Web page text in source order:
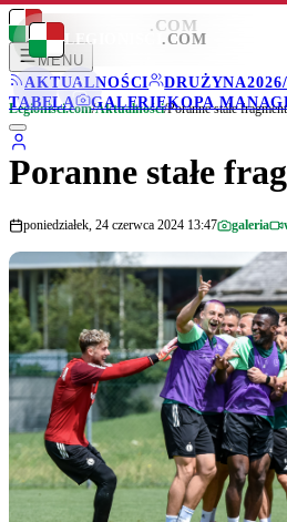
LEGIONISCI .COM
MENU
AKTUALNOŚCI
DRUŻYNA
TABELA
GALERIEKOPA
LEGIONISCI .COM
Legionisci.com/Aktualności/Poranne stałe
Poranne stałe
poniedziałek, 24 czerwca 2024 13:47 galeria